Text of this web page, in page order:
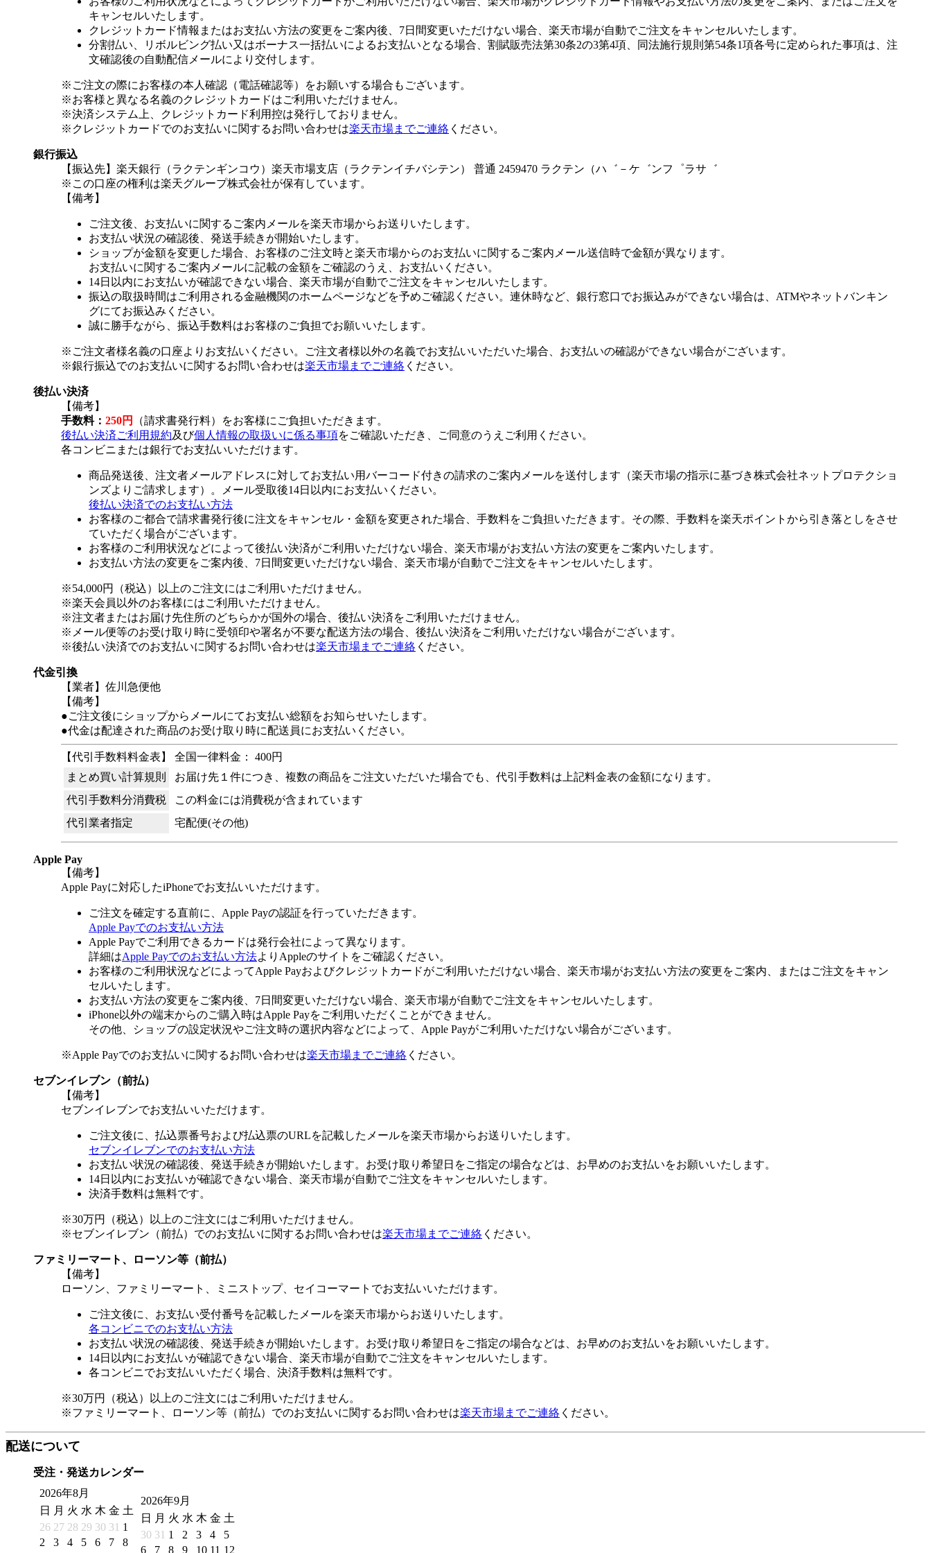
キャンセルいたします。
クレジットカード情報またはお支払い方法の変更をご案内後、7日間変更いただけない場合、楽天市場が自動でご注文をキャンセルいたします。
分割払い、リボルビング払い又はボーナス一括払いによるお支払いとなる場合、割賦販売法第30条2の3第4項、同法施行規則第54条1項各号に定められた事項は、注
文確認後の自動配信メールにより交付します。
※ご注文の際にお客様の本人確認（電話確認等）をお願いする場合もございます。
※お客様と異なる名義のクレジットカードはご利用いただけません。
※決済システム上、クレジットカード利用控は発行しておりません。
※クレジットカードでのお支払いに関するお問い合わせは楽天市場までご連絡 ください。
銀行振込
【振込先】楽天銀行（ラクテンギンコウ）楽天市場支店（ラクテンイチバシテン） 普通 2459470 ラクテン（ハ゛－ケ゛ンフ゜ラサ゛
※この口座の権利は楽天グループ株式会社が保有しています。
【備考】
ご注文後、お支払いに関するご案内メールを楽天市場からお送りいたします。
お支払い状況の確認後、発送手続きが開始いたします。
ショップが金額を変更した場合、お客様のご注文時と楽天市場からのお支払いに関するご案内メール送信時で金額が異なります。
お支払いに関するご案内メールに記載の金額をご確認のうえ、お支払いください。
14日以内にお支払いが確認できない場合、楽天市場が自動でご注文をキャンセルいたします。
振込の取扱時間はご利用される金融機関のホームページなどを予めご確認ください。連休時など、銀行窓口でお振込みができない場合は、ATMやネットバンキン
グにてお振込みください。
誠に勝手ながら、振込手数料はお客様のご負担でお願いいたします。
※ご注文者様名義の口座よりお支払いください。ご注文者様以外の名義でお支払いいただいた場合、お支払いの確認ができない場合がございます。
※銀行振込でのお支払いに関するお問い合わせは楽天市場までご連絡 ください。
後払い決済
【備考】
手数料： 250円
（請求書発行料）をお客様にご負担いただきます。
後払い決済ご利用規約及び個人情報の取扱いに係る事項をご確認いただき、ご同意のうえご利用ください。
各コンビニまたは銀行でお支払いいただけます。
商品発送後、注文者メールアドレスに対してお支払い用バーコード付きの請求のご案内メールを送付します（楽天市場の指示に基づき株式会社ネットプロテクショ
ンズよりご請求します）。メール受取後14日以内にお支払いください。
後払い決済でのお支払い方法
お客様のご都合で請求書発行後に注文をキャンセル・金額を変更された場合、手数料をご負担いただきます。その際、手数料を楽天ポイントから引き落としをさせ
ていただく場合がございます。
お客様のご利用状況などによって後払い決済がご利用いただけない場合、楽天市場がお支払い方法の変更をご案内いたします。
お支払い方法の変更をご案内後、7日間変更いただけない場合、楽天市場が自動でご注文をキャンセルいたします。
※54,000円（税込）以上のご注文にはご利用いただけません。
※楽天会員以外のお客様にはご利用いただけません。
※注文者またはお届け先住所のどちらかが国外の場合、後払い決済をご利用いただけません。
※メール便等のお受け取り時に受領印や署名が不要な配送方法の場合、後払い決済をご利用いただけない場合がございます。
※後払い決済でのお支払いに関するお問い合わせは楽天市場までご連絡 ください。
代金引換
【業者】佐川急便他
【備考】
●ご注文後にショップからメールにてお支払い総額をお知らせいたします。
●代金は配達された商品のお受け取り時に配送員にお支払いください。
【代引手数料料金表】 全国一律料金： 400円
まとめ買い計算規則
お届け先１件につき、複数の商品をご注文いただいた場合でも、代引手数料は上記料金表の金額になります。
代引手数料分消費税
この料金には消費税が含まれています
代引業者指定
宅配便(その他)
Apple Pay
【備考】
Apple Payに対応したiPhoneでお支払いいただけます。
ご注文を確定する直前に、Apple Payの認証を行っていただきます。
Apple Payでのお支払い方法
Apple Payでご利用できるカードは発行会社によって異なります。
詳細はApple Payでのお支払い方法よりAppleのサイトをご確認ください。
お客様のご利用状況などによってApple Payおよびクレジットカードがご利用いただけない場合、楽天市場がお支払い方法の変更をご案内、またはご注文をキャン
セルいたします。
お支払い方法の変更をご案内後、7日間変更いただけない場合、楽天市場が自動でご注文をキャンセルいたします。
iPhone以外の端末からのご購入時はApple Payをご利用いただくことができません。
その他、ショップの設定状況やご注文時の選択内容などによって、Apple Payがご利用いただけない場合がございます。
※Apple Payでのお支払いに関するお問い合わせは楽天市場までご連絡 ください。
セブンイレブン（前払）
【備考】
セブンイレブンでお支払いいただけます。
ご注文後に、払込票番号および払込票のURLを記載したメールを楽天市場からお送りいたします。
セブンイレブンでのお支払い方法
お支払い状況の確認後、発送手続きが開始いたします。お受け取り希望日をご指定の場合などは、お早めのお支払いをお願いいたします。
14日以内にお支払いが確認できない場合、楽天市場が自動でご注文をキャンセルいたします。
決済手数料は無料です。
※30万円（税込）以上のご注文にはご利用いただけません。
※セブンイレブン（前払）でのお支払いに関するお問い合わせは楽天市場までご連絡 ください。
ファミリーマート、ローソン等（前払）
【備考】
ローソン、ファミリーマート、ミニストップ、セイコーマートでお支払いいただけます。
ご注文後に、お支払い受付番号を記載したメールを楽天市場からお送りいたします。
各コンビニでのお支払い方法
お支払い状況の確認後、発送手続きが開始いたします。お受け取り希望日をご指定の場合などは、お早めのお支払いをお願いいたします。
14日以内にお支払いが確認できない場合、楽天市場が自動でご注文をキャンセルいたします。
各コンビニでお支払いいただく場合、決済手数料は無料です。
※30万円（税込）以上のご注文にはご利用いただけません。
※ファミリーマート、ローソン等（前払）でのお支払いに関するお問い合わせは楽天市場までご連絡 ください。
配送について
受注・発送カレンダー
2026年8月
日
月 火 水 木 金 土
26 27 28 29 30 31 1
2
3 4 5 6 7
8
2026年9月
日
月 火 水 木 金 土
30 31 1 2 3 4
5
6
7 8 9 10 11 12